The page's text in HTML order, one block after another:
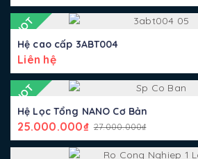
HOT
Hệ cao cấp 3ABT004
Liên hệ
HOT
Hệ Lọc Tổng NANO Cơ Bản
27.000.000₫
25.000.000₫